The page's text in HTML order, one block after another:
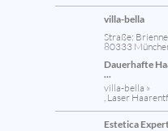
villa-bella
Straße:
80333
Dauerhafte
...
villa-bella »
, Laser
Estetica